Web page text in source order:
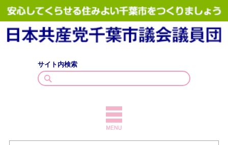
サイト内検索